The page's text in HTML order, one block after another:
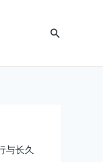
搜
与长久